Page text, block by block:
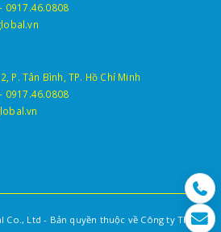
- 0917.46.0808
P. Tân Bình, TP. Hồ Chí Minh
- 0917.46.0808
Ltd - Bản quyền thuộc về Công ty TNHH